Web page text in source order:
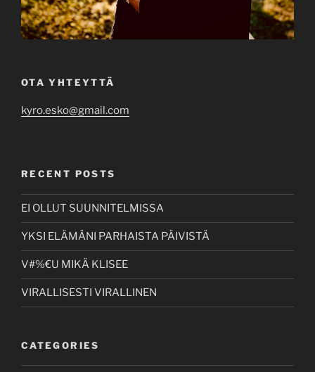
OTA YHTEYTTÄ
kyro.esko@gmail.com
RECENT POSTS
EI OLLUT SUUNNITELMISSA
YKSI ELÄMÄNI PARHAISTA PÄIVISTÄ
V#%€U MIKÄ KLISEE
VIRALLISESTI VIRALLINEN
CATEGORIES